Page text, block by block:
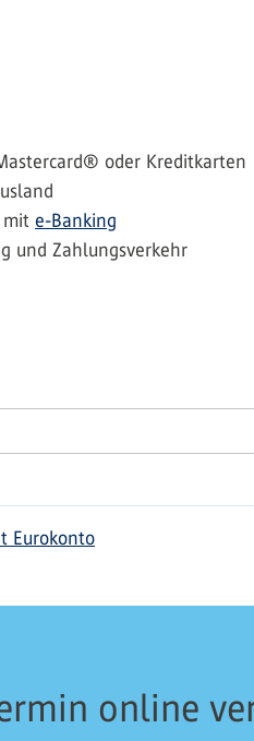
oder Kreditkarten
mit e-Banking
und Zahlungsverkehr
Eurokonto
online